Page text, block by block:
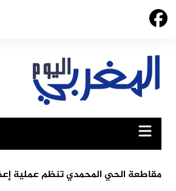
Skip
مقاطعة الحي المحمدي تنظم عملية